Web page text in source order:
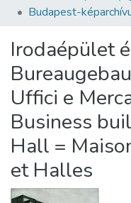
Statistics
About us
Budapest-
Irodaépület
Uffici e
Business
Hall =
et Halles